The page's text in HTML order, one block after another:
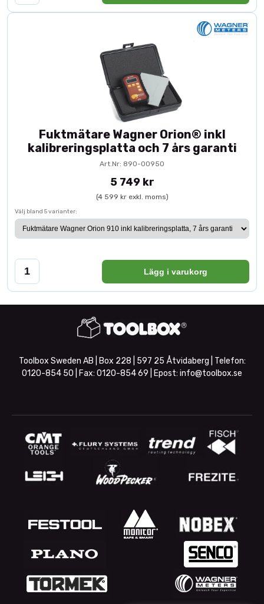
Fuktmätare Wagner Orion® inkl
kalibreringsplatta och 7 års garanti
Art.Nr: 890-00950
5 749 kr
(4 599 kr exkl. moms)
Välj bland 5 varianter:
Lägg i varukorg
Toolbox Sweden AB | Box 228 | 597 25 Åtvidaberg | Telefon:
0120-854 50 | Fax: 0120-854 69 | Epost: info@toolbox.se